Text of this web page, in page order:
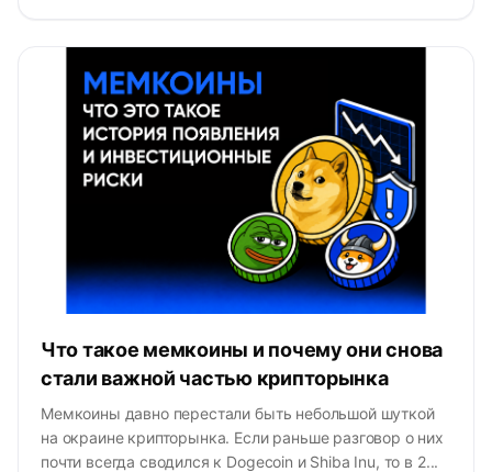
Что такое мемкоины и почему они снова
стали важной частью крипторынка
Мемкоины давно перестали быть небольшой шуткой
на окраине крипторынка. Если раньше разговор о них
почти всегда сводился к Dogecoin и Shiba Inu, то в 2...